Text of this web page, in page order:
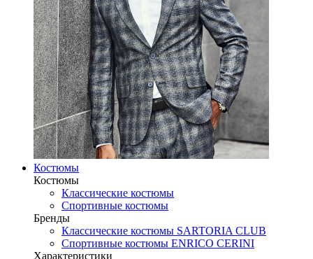
Костюмы
Костюмы
Классические костюмы
Спортивные костюмы
Бренды
Классические костюмы SARTORIA CLUB
Спортивные костюмы ENRICO CERINI
Характеристики